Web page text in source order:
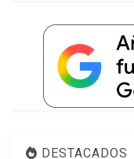
DESTACADOS